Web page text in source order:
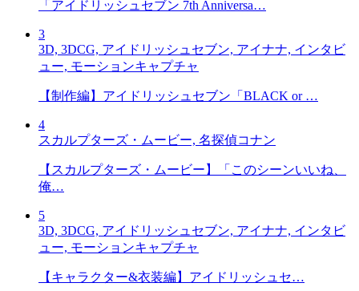
「アイドリッシュセブン 7th Anniversa…
3
3D, 3DCG, アイドリッシュセブン, アイナナ, インタビ
ュー, モーションキャプチャ
【制作編】アイドリッシュセブン「BLACK or …
4
スカルプターズ・ムービー, 名探偵コナン
【スカルプターズ・ムービー】「このシーンいいね、
俺…
5
3D, 3DCG, アイドリッシュセブン, アイナナ, インタビ
ュー, モーションキャプチャ
【キャラクター&衣装編】アイドリッシュセ…